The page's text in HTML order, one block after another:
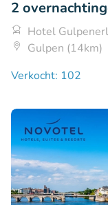
2
Hotel
Gulpen (14km)
Verkocht: 102